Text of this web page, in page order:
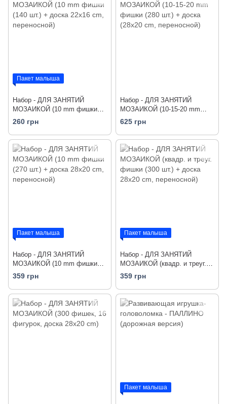
Пакет малыша
Набор - ДЛЯ ЗАНЯТИЙ
МОЗАИКОЙ (10 mm фишки
(140 шт.) + доска 22х16 cm,
переносной)
260 грн
Набор - ДЛЯ ЗАНЯТИЙ
МОЗАИКОЙ (10-15-20 mm
фишки (280 шт.) + доска
(28х20 cm, переносной)
625 грн
Пакет малыша
Набор - ДЛЯ ЗАНЯТИЙ
МОЗАИКОЙ (10 mm фишки
(270 шт.) + доска 28х20 cm,
переносной)
359 грн
Пакет малыша
Набор - ДЛЯ ЗАНЯТИЙ
МОЗАИКОЙ (квадр. и треуг.
фишки (300 шт.) + доска
28х20 cm, переносной)
359 грн
Пакет малыша